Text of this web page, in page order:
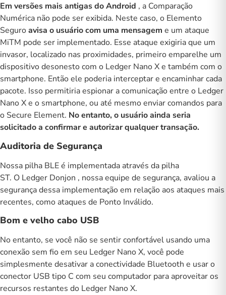
Em versões mais antigas do Android , a Comparação
Numérica não pode ser exibida. Neste caso, o Elemento
Seguroavisa o usuário com uma mensagem e um ataque
MiTM pode ser implementado. Esse ataque exigiria que um
invasor, localizado nas proximidades, primeiro emparelhe um
dispositivo desonesto com o Ledger Nano X e também com o
smartphone. Então ele poderia interceptar e encaminhar cada
pacote. Isso permitiria espionar a comunicação entre o Ledger
Nano X e o smartphone, ou até mesmo enviar comandos para
o Secure Element. No entanto, o usuário ainda seria
solicitado a confirmar e autorizar qualquer transação.
Auditoria de Segurança
Nossa pilha BLE é implementada através da pilha
ST. O Ledger Donjon , nossa equipe de segurança, avaliou a
segurança dessa implementação em relação aos ataques mais
recentes, como ataques de Ponto Inválido.
Bom e velho cabo USB
No entanto, se você não se sentir confortável usando uma
conexão sem fio em seu Ledger Nano X, você pode
simplesmente desativar a conectividade Bluetooth e usar o
conector USB tipo C com seu computador para aproveitar os
recursos restantes do Ledger Nano X.